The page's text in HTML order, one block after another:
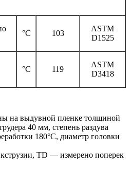
°С 103
ASTM
D1525
°С 119
ASTM
D3418
на выдувной пленке толщиной
40 мм, степень раздува
180°C, диаметр головки
TD — измерено поперек